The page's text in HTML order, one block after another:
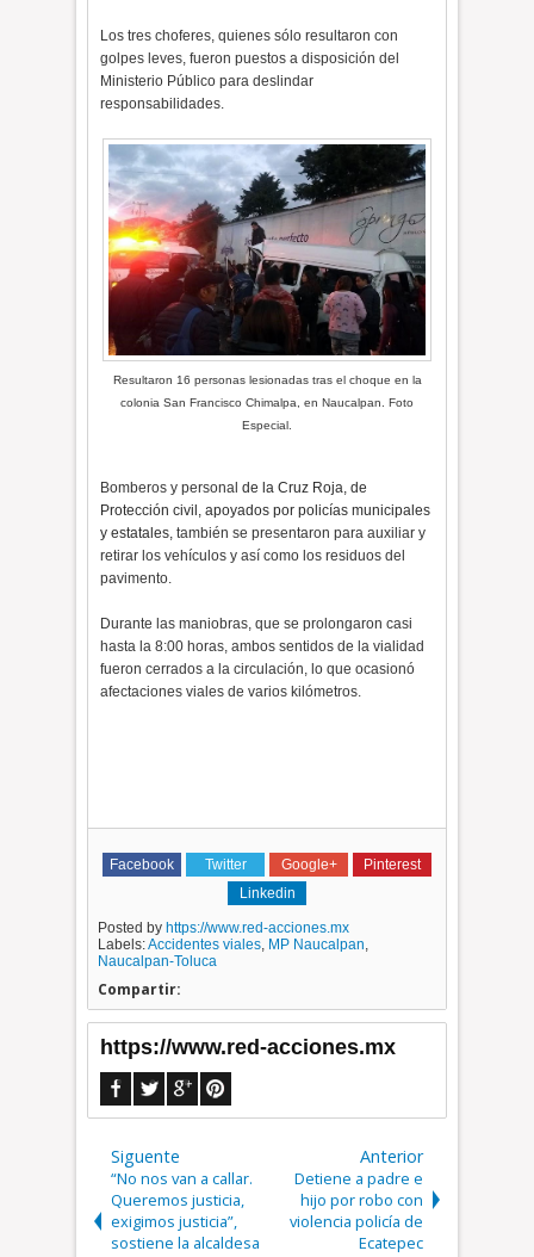
Los tres choferes, quienes sólo resultaron con
golpes leves, fueron puestos a disposición del
Ministerio Público para deslindar
responsabilidades.
Resultaron 16 personas lesionadas tras el choque en la
colonia San Francisco Chimalpa, en Naucalpan. Foto
Especial.
Bomberos y personalde la Cruz Roja, de
Protección civil, apoyados por policías municipales
y estatales,también se presentaron para auxiliar y
retirar los vehículos y así como los residuos del
pavimento.
Durante las maniobras, que se prolongaron casi
hasta la 8:00 horas, ambos sentidos de la vialidad
fueron cerrados a la circulación, lo que ocasionó
afectaciones viales de varios kilómetros.
Facebook Twitter Google+
Pinterest
Linkedin
Posted by https://www.red-acciones.mx
Labels:Accidentes viales, MP Naucalpan,
Naucalpan-Toluca
Compartir:
https://www.red-acciones.mx
Siguente
“No nos van a callar.
Queremos justicia,
exigimos justicia”,
sostiene la alcaldesa
Anterior
Detiene a padre e
hijo por robo con
violencia policía de
Ecatepec